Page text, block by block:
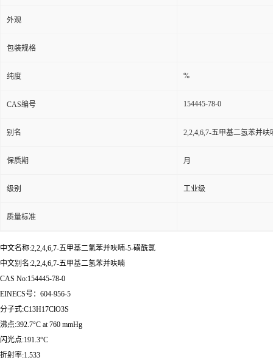
外观
包装规格
纯度 %
CAS编号 154445-78-0
别名 2,2,4,6,7-五甲基二氢苯并呋
保质期 月
级别 工业级
质量标准
中文名称:2,2,4,6,7-五甲基二氢苯并呋喃-5-磺酰氯
中文别名:2,2,4,6,7-五甲基二氢苯并呋喃
CAS No:154445-78-0
EINECS号：604-956-5
分子式:C13H17ClO3S
沸点:392.7°C at 760 mmHg
闪光点:191.3°C
折射率:1.533